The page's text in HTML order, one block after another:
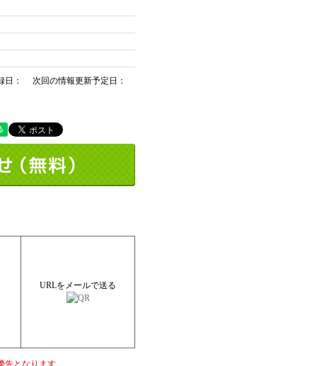
日： 次回の情報更新予定日：
URLをメールで送る
となります。